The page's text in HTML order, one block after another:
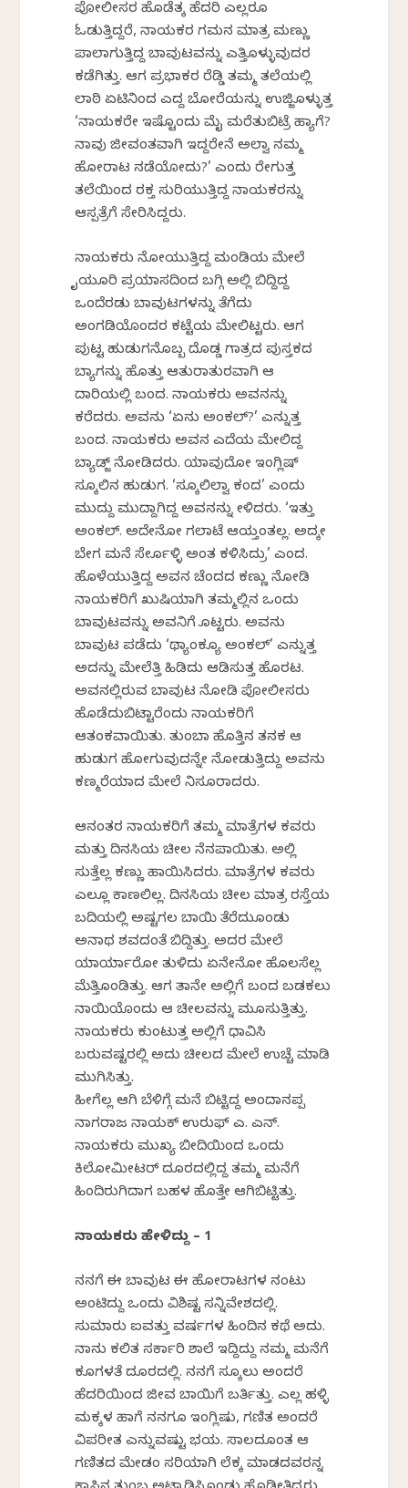
ಪೋಲೀಸರ ಹೊಡೆತಕ್ಕೆ ಹೆದರಿ ಎಲ್ಲರೂ
ಓಡುತ್ತಿದ್ದರೆ, ನಾಯಕರ ಗಮನ ಮಾತ್ರ ಮಣ್ಣು
ಪಾಲಾಗುತ್ತಿದ್ದ ಬಾವುಟವನ್ನು ಎತ್ತಿಕೊಳ್ಳುವುದರ
ಕಡೆಗಿತ್ತು. ಆಗ ಪ್ರಭಾಕರ ರೆಡ್ಡಿ ತಮ್ಮ ತಲೆಯಲ್ಲಿ
ಲಾಠಿ ಏಟಿನಿಂದ ಎದ್ದ ಬೋರೆಯನ್ನು ಉಜ್ಜಿಕೊಳ್ಳುತ್ತ
‘ನಾಯಕರೇ ಇಷ್ಟೊಂದು ಮೈ ಮರೆತುಬಿಟ್ರೆ ಹ್ಯಾಗೆ?
ನಾವು ಜೀವಂತವಾಗಿ ಇದ್ದರೇನೆ ಅಲ್ವಾ ನಮ್ಮ
ಹೋರಾಟ ನಡೆಯೋದು?’ ಎಂದು ರೇಗುತ್ತ
ತಲೆಯಿಂದ ರಕ್ತ ಸುರಿಯುತ್ತಿದ್ದ ನಾಯಕರನ್ನು
ಆಸ್ಪತ್ರೆಗೆ ಸೇರಿಸಿದ್ದರು.
ನಾಯಕರು ನೋಯುತ್ತಿದ್ದ ಮಂಡಿಯ ಮೇಲೆ
ಕೈಯೂರಿ ಪ್ರಯಾಸದಿಂದ ಬಗ್ಗಿ ಅಲ್ಲಿ ಬಿದ್ದಿದ್ದ
ಒಂದೆರಡು ಬಾವುಟಗಳನ್ನು ತೆಗೆದು
ಅಂಗಡಿಯೊಂದರ ಕಟ್ಟೆಯ ಮೇಲಿಟ್ಟರು. ಆಗ
ಪುಟ್ಟ ಹುಡುಗನೊಬ್ಬ ದೊಡ್ಡ ಗಾತ್ರದ ಪುಸ್ತಕದ
ಬ್ಯಾಗನ್ನು ಹೊತ್ತು ಆತುರಾತುರವಾಗಿ ಆ
ದಾರಿಯಲ್ಲಿ ಬಂದ. ನಾಯಕರು ಅವನನ್ನು
ಕರೆದರು. ಅವನು ‘ಏನು ಅಂಕಲ್?’ ಎನ್ನುತ್ತ
ಬಂದ. ನಾಯಕರು ಅವನ ಎದೆಯ ಮೇಲಿದ್ದ
ಬ್ಯಾಡ್ಜ್ ನೋಡಿದರು. ಯಾವುದೋ ಇಂಗ್ಲಿಷ್
ಸ್ಕೂಲಿನ ಹುಡುಗ. ‘ಸ್ಕೂಲಿಲ್ವಾ ಕಂದ’ ಎಂದು
ಮುದ್ದು ಮುದ್ದಾಗಿದ್ದ ಅವನನ್ನು ಕೇಳಿದರು. ‘ಇತ್ತು
ಅಂಕಲ್. ಅದೇನೋ ಗಲಾಟೆ ಆಯ್ತಂತಲ್ಲ. ಅದಕ್ಕೇ
ಬೇಗ ಮನೆ ಸೇರ್ಕೊಳ್ಳಿ ಅಂತ ಕಳಿಸಿದ್ರು’ ಎಂದ.
ಹೊಳೆಯುತ್ತಿದ್ದ ಅವನ ಚೆಂದದ ಕಣ್ಣು ನೋಡಿ
ನಾಯಕರಿಗೆ ಖುಷಿಯಾಗಿ ತಮ್ಮಲ್ಲಿನ ಒಂದು
ಬಾವುಟವನ್ನು ಅವನಿಗೆ ಕೊಟ್ಟರು. ಅವನು
ಬಾವುಟ ಪಡೆದು ‘ಥ್ಯಾಂಕ್ಯೂ ಅಂಕಲ್’ ಎನ್ನುತ್ತ
ಅದನ್ನು ಮೇಲೆತ್ತಿ ಹಿಡಿದು ಆಡಿಸುತ್ತ ಹೊರಟ.
ಅವನಲ್ಲಿರುವ ಬಾವುಟ ನೋಡಿ ಪೋಲೀಸರು
ಹೊಡೆದುಬಿಟ್ಟಾರೆಂದು ನಾಯಕರಿಗೆ
ಆತಂಕವಾಯಿತು. ತುಂಬಾ ಹೊತ್ತಿನ ತನಕ ಆ
ಹುಡುಗ ಹೋಗುವುದನ್ನೇ ನೋಡುತ್ತಿದ್ದು ಅವನು
ಕಣ್ಮರೆಯಾದ ಮೇಲೆ ನಿಸೂರಾದರು.
ಆನಂತರ ನಾಯಕರಿಗೆ ತಮ್ಮ ಮಾತ್ರೆಗಳ ಕವರು
ಮತ್ತು ದಿನಸಿಯ ಚೀಲ ನೆನಪಾಯಿತು. ಅಲ್ಲಿ
ಸುತ್ತೆಲ್ಲ ಕಣ್ಣು ಹಾಯಿಸಿದರು. ಮಾತ್ರೆಗಳ ಕವರು
ಎಲ್ಲೂ ಕಾಣಲಿಲ್ಲ. ದಿನಸಿಯ ಚೀಲ ಮಾತ್ರ ರಸ್ತೆಯ
ಬದಿಯಲ್ಲಿ ಅಷ್ಟಗಲ ಬಾಯಿ ತೆರೆದುಕೊಂಡು
ಅನಾಥ ಶವದಂತೆ ಬಿದ್ದಿತ್ತು. ಅದರ ಮೇಲೆ
ಯಾರ್ಯಾರೋ ತುಳಿದು ಏನೇನೋ ಹೊಲಸೆಲ್ಲ
ಮೆತ್ತಿಕೊಂಡಿತ್ತು. ಆಗ ತಾನೇ ಅಲ್ಲಿಗೆ ಬಂದ ಬಡಕಲು
ನಾಯಿಯೊಂದು ಆ ಚೀಲವನ್ನು ಮೂಸುತ್ತಿತ್ತು.
ನಾಯಕರು ಕುಂಟುತ್ತ ಅಲ್ಲಿಗೆ ಧಾವಿಸಿ
ಬರುವಷ್ಟರಲ್ಲಿ ಅದು ಚೀಲದ ಮೇಲೆ ಉಚ್ಚೆ ಮಾಡಿ
ಮುಗಿಸಿತ್ತು.
ಹೀಗೆಲ್ಲ ಆಗಿ ಬೆಳಿಗ್ಗೆ ಮನೆ ಬಿಟ್ಟಿದ್ದ ಅಂದಾನಪ್ಪ
ನಾಗರಾಜ ನಾಯಕ್ ಉರುಫ್ ಎ. ಎನ್.
ನಾಯಕರು ಮುಖ್ಯ ಬೀದಿಯಿಂದ ಒಂದು
ಕಿಲೋಮೀಟರ್ ದೂರದಲ್ಲಿದ್ದ ತಮ್ಮ ಮನೆಗೆ
ಹಿಂದಿರುಗಿದಾಗ ಬಹಳ ಹೊತ್ತೇ ಆಗಿಬಿಟ್ಟಿತ್ತು.
ನಾಯಕರು ಹೇಳಿದ್ದು – 1
ನನಗೆ ಈ ಬಾವುಟ ಈ ಹೋರಾಟಗಳ ನಂಟು
ಅಂಟಿದ್ದು ಒಂದು ವಿಶಿಷ್ಟ ಸನ್ನಿವೇಶದಲ್ಲಿ.
ಸುಮಾರು ಐವತ್ತು ವರ್ಷಗಳ ಹಿಂದಿನ ಕಥೆ ಅದು.
ನಾನು ಕಲಿತ ಸರ್ಕಾರಿ ಶಾಲೆ ಇದ್ದಿದ್ದು ನಮ್ಮ ಮನೆಗೆ
ಕೂಗಳತೆ ದೂರದಲ್ಲಿ. ನನಗೆ ಸ್ಕೂಲು ಅಂದರೆ
ಹೆದರಿಕೆಯಿಂದ ಜೀವ ಬಾಯಿಗೆ ಬರ್ತಿತ್ತು. ಎಲ್ಲ ಹಳ್ಳಿ
ಮಕ್ಕಳ ಹಾಗೆ ನನಗೂ ಇಂಗ್ಲಿಷು, ಗಣಿತ ಅಂದರೆ
ವಿಪರೀತ ಎನ್ನುವಷ್ಟು ಭಯ. ಸಾಲದೂಂತ ಆ
ಗಣಿತದ ಮೇಡಂ ಸರಿಯಾಗಿ ಲೆಕ್ಕ ಮಾಡದವರನ್ನ